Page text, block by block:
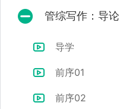
管综写作：导论
导学
前序01
前序02